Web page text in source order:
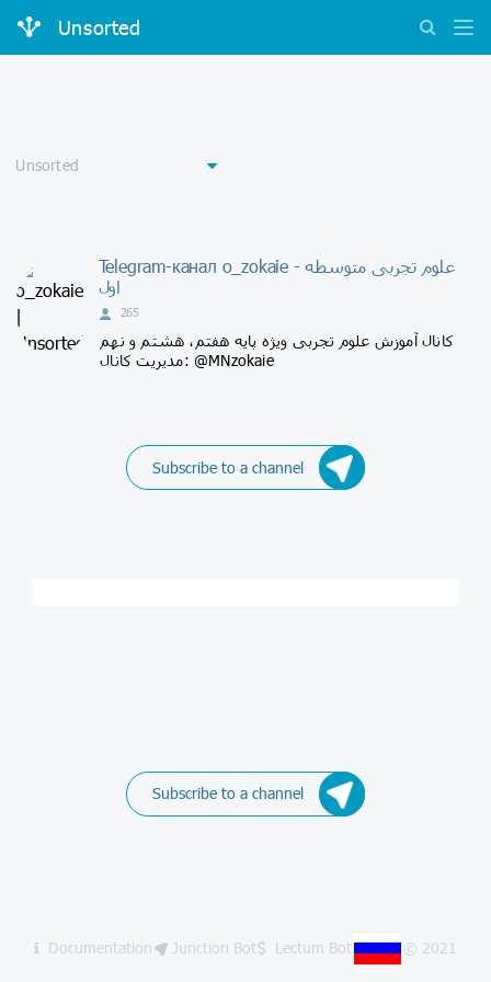
Unsorted
Telegram-канал o_zokaie - علوم تجربی متوسطه
اول
265
کانال آموزش علوم تجربی ویژه پایه هفتم، هشتم و نهم
مدیریت کانال: @MNzokaie
Subscribe to a channel
Subscribe to a channel
Documentation Junction Bot Lectum Bot © 2021